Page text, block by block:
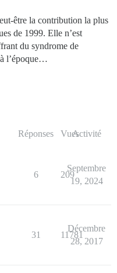
être la contribution la plus
de 1999. Elle n’est
du syndrome de
l’époque…
Réponses VuesActivité
6 209
Septembre
19, 2024
31 11781
Décembre
28, 2017